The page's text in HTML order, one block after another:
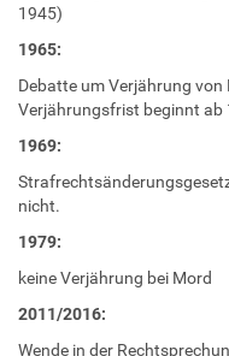
1945)
1965:
Debatte um Verjährung
Verjährungsfrist beginnt ab
1969:
nicht.
1979:
keine Verjährung bei Mord
2011/2016:
Wende in der